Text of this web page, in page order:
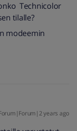
Technicolor
tilalle?
modeemin
years ago